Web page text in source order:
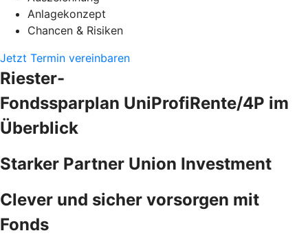
Anlagekonzept
Chancen & Risiken
Jetzt Termin vereinbaren
Riester-
Fondssparplan UniProfiRente/4P im
Überblick
Starker Partner Union Investment
Clever und sicher vorsorgen mit
Fonds